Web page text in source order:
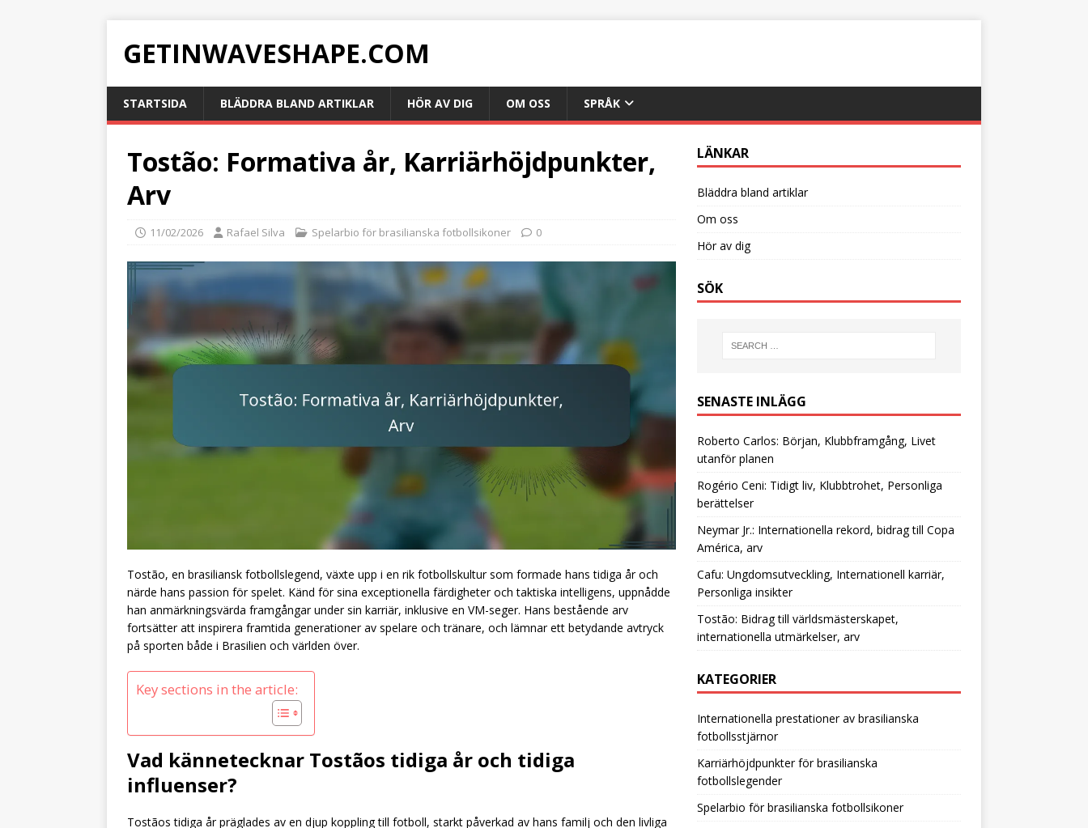
GETINWAVESHAPE.COM
STARTSIDA BLÄDDRA BLAND ARTIKLAR HÖR AV DIG OM OSS SPRÅK
Tostão: Formativa år, Karriärhöjdpunkter,
Arv
11/02/2026 Rafael Silva Spelarbio för brasilianska fotbollsikoner 0
Tostão, en brasiliansk fotbollslegend, växte upp i en rik fotbollskultur som formade hans tidiga år och
närde hans passion för spelet. Känd för sina exceptionella färdigheter och taktiska intelligens, uppnådde
han anmärkningsvärda framgångar under sin karriär, inklusive en VM-seger. Hans bestående arv
fortsätter att inspirera framtida generationer av spelare och tränare, och lämnar ett betydande avtryck
på sporten både i Brasilien och världen över.
Key sections in the article:
Vad kännetecknar Tostãos tidiga år och tidiga
influenser?
Tostãos tidiga år präglades av en djup koppling till fotboll, starkt påverkad av hans familj och den livliga
LÄNKAR
Bläddra bland artiklar
Om oss
Hör av dig
SÖK
SENASTE INLÄGG
Roberto Carlos: Början, Klubbframgång, Livet
utanför planen
Rogério Ceni: Tidigt liv, Klubbtrohet, Personliga
berättelser
Neymar Jr.: Internationella rekord, bidrag till Copa
América, arv
Cafu: Ungdomsutveckling, Internationell karriär,
Personliga insikter
Tostão: Bidrag till världsmästerskapet,
internationella utmärkelser, arv
KATEGORIER
Internationella prestationer av brasilianska
fotbollsstjärnor
Karriärhöjdpunkter för brasilianska
fotbollslegender
Spelarbio för brasilianska fotbollsikoner